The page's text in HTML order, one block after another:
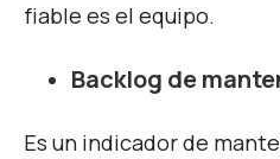
fiable es el equipo.
Backlog de
Es un indicador de